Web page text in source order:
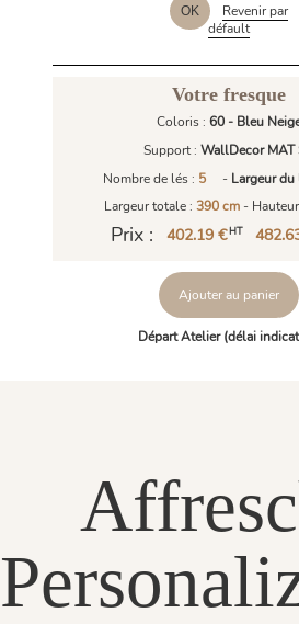
OK
Revenir par
défault
Votre fresque
Coloris : 60 - Bleu
Support :WallDecor MAT
Nombre de lés : 5 - Largeur du
Largeur totale :390 cm -
Prix : 402.19 €HT
Ajouter au panier
Départ Atelier (délai